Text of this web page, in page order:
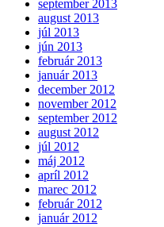
september 2013
august 2013
júl 2013
jún 2013
február 2013
január 2013
december 2012
november 2012
september 2012
august 2012
júl 2012
máj 2012
apríl 2012
marec 2012
február 2012
január 2012